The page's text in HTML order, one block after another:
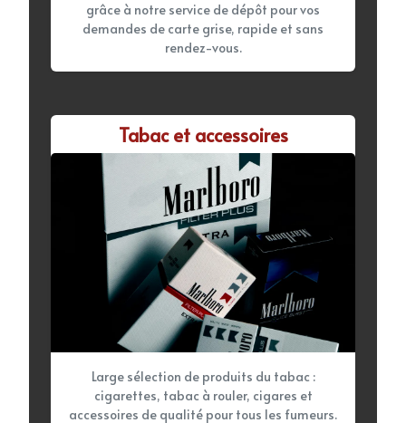
grâce à notre service de dépôt pour vos
demandes de carte grise, rapide et sans
rendez-vous.
Tabac et accessoires
Large sélection de produits du tabac :
cigarettes, tabac à rouler, cigares et
accessoires de qualité pour tous les fumeurs.